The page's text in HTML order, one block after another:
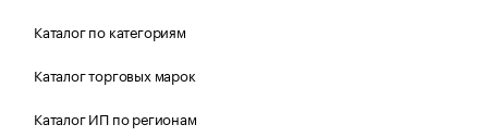
Каталог по категориям
Каталог торговых марок
Каталог ИП по регионам